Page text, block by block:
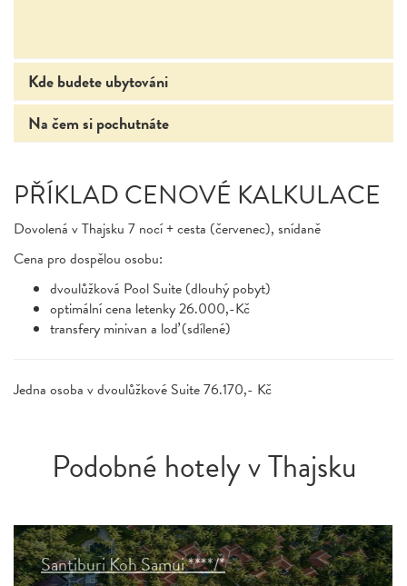
Kde budete ubytováni
Na čem si pochutnáte
PŘÍKLAD CENOVÉ KALKULACE
Dovolená v Thajsku 7 nocí + cesta (červenec), snídaně
Cena pro dospělou osobu:
dvoulůžková Pool Suite (dlouhý pobyt)
optimální cena letenky 26.000,-Kč
transfery minivan a loď (sdílené)
Jedna osoba v dvoulůžkové Suite 76.170,- Kč
Podobné hotely v Thajsku
Santiburi Koh Samui ****/*